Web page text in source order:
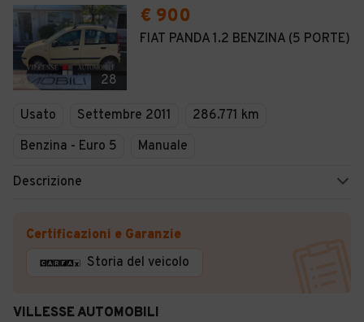
28
€ 900
FIAT PANDA 1.2 BENZINA (5 PORTE)
Usato Settembre 2011
286.771 km
Benzina - Euro 5
Manuale
Descrizione
Certificazioni e Garanzie
Storia del veicolo
VILLESSE AUTOMOBILI